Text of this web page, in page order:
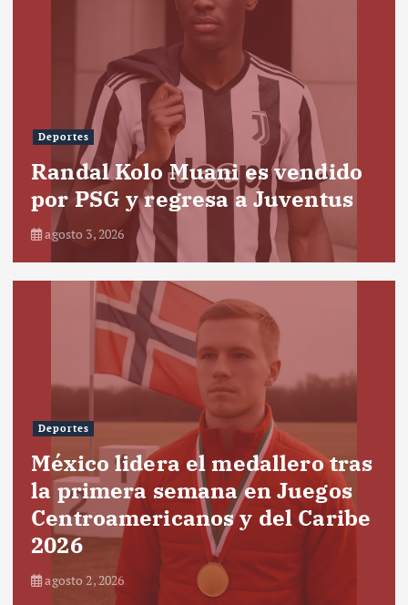
Deportes
Randal Kolo Muani es vendido
por PSG y regresa a Juventus
agosto 3, 2026
Deportes
México lidera el medallero tras
la primera semana en Juegos
Centroamericanos y del Caribe
2026
agosto 2, 2026